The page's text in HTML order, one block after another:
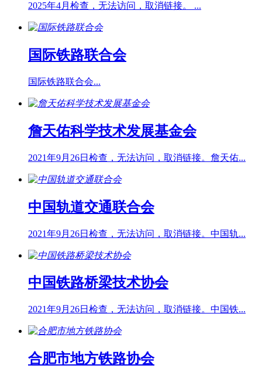
2025年4月检查，无法访问，取消链接。 ...
国际铁路联合会
国际铁路联合会...
詹天佑科学技术发展基金会
2021年9月26日检查，无法访问，取消链接。詹天佑...
中国轨道交通联合会
2021年9月26日检查，无法访问，取消链接。中国轨...
中国铁路桥梁技术协会
2021年9月26日检查，无法访问，取消链接。中国铁...
合肥市地方铁路协会